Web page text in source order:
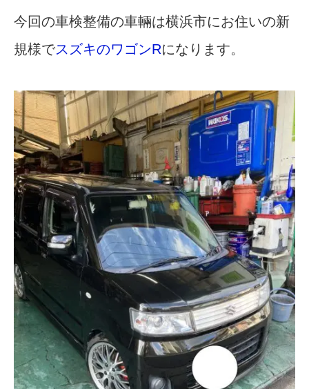
今回の車検整備の車輛は横浜市にお住いの新
規様でスズキのワゴンRになります。